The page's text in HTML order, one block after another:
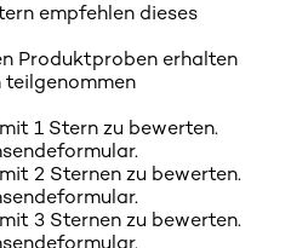
empfehlen dieses
Produktproben erhalten
1 Stern zu bewerten.
2 Sternen zu bewerten.
3 Sternen zu bewerten.